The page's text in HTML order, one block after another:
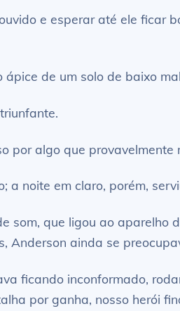
e esperar até ele ficar
de um solo de baixo
por algo que provavelmente
noite em claro, porém,
som, que ligou ao aparelho
ainda se
ficando inconformado,
por ganha, nosso herói